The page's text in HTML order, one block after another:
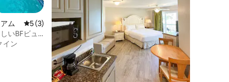
ム レビュー3件、5つ星中5つ星の平均評価
5 (3)
いBFビュ
イン